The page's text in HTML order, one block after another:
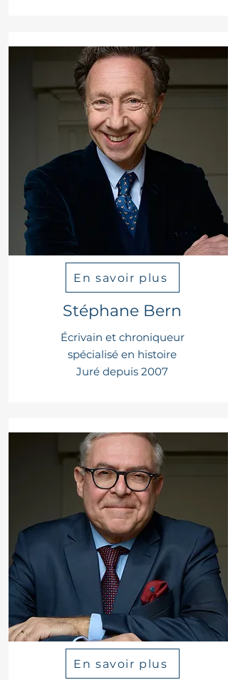
En savoir plus
Stéphane Bern
Écrivain et chroniqueur
spécialisé en histoire
Juré depuis 2007
En savoir plus